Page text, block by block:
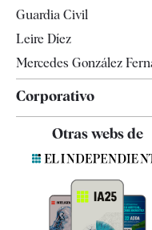
Guardia Civil
Leire Díez
Mercedes González
Corporativo
Contacto
Quiénes somos
Otras webs de